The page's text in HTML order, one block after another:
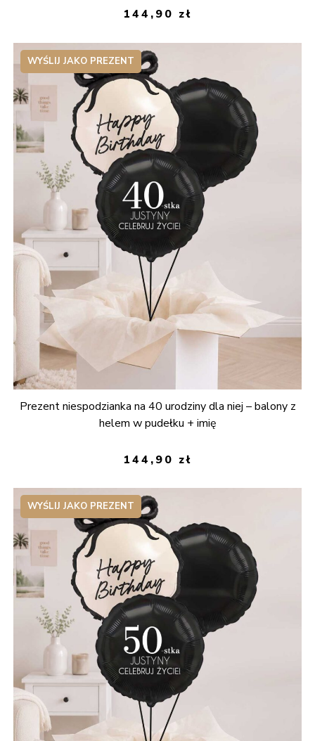
144,90 zł
WYŚLIJ JAKO PREZENT
Prezent niespodzianka na 40 urodziny dla niej – balony z
helem w pudełku + imię
144,90 zł
WYŚLIJ JAKO PREZENT